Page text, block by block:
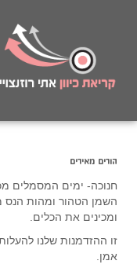
הורים מאירים
חנוכה- ימים המסמלים
השמן הטהור ומהות הנס
ומכינים את הכלים.
זו ההזדמנות שלנו
אמן.